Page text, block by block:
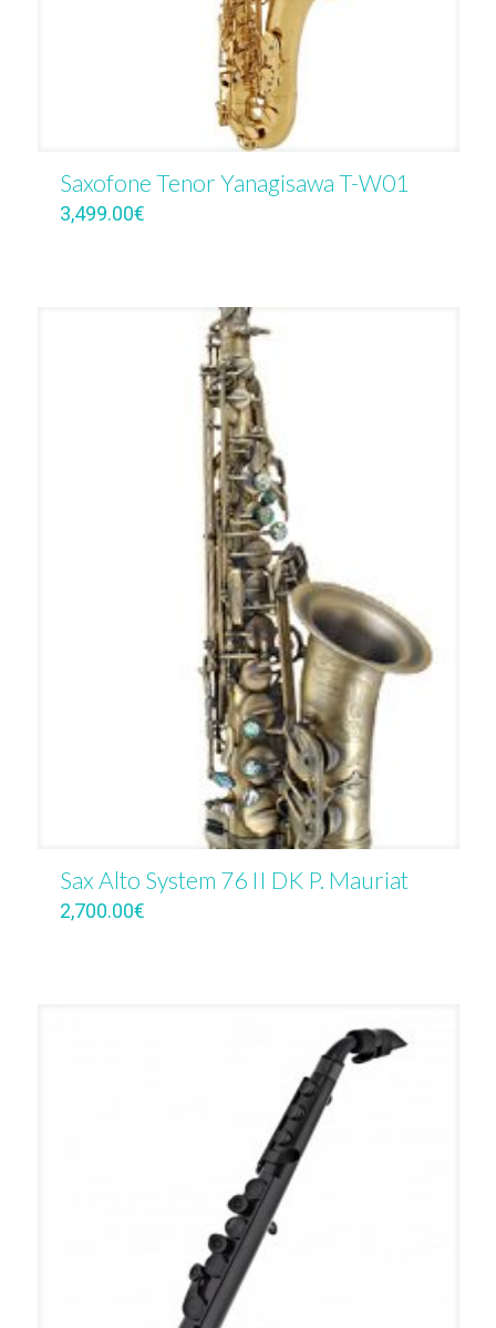
Saxofone Tenor Yanagisawa T-W01
3,499.00€
Sax Alto System 76 II DK P. Mauriat
2,700.00€